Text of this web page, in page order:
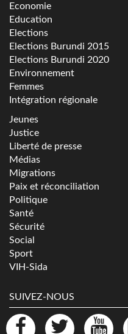
Economie
Education
Elections
Elections Burundi 2015
Elections Burundi 2020
Environnement
Femmes
Intégration régionale
Jeunes
Justice
Liberté de presse
Médias
Migrations
Paix et réconciliation
Politique
Santé
Sécurité
Social
Sport
VIH-Sida
SUIVEZ-NOUS